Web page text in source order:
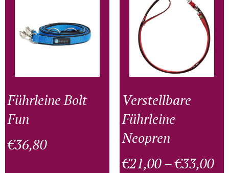
Führleine Bolt
Fun
€36,80
Verstellbare
Führleine
Neopren
€21,00–€33,00